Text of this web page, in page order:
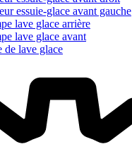
essuie-glace avant gauche
lave glace arrière
lave glace avant
de lave glace